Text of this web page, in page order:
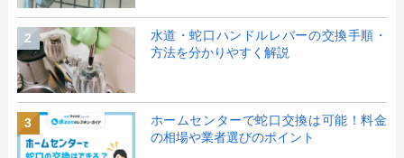
2
水道・蛇口ハンドルレバーの交換手順・
方法を分かりやすく解説
3
ホームセンターで蛇口交換は可能！料金
の相場や業者選びのポイント